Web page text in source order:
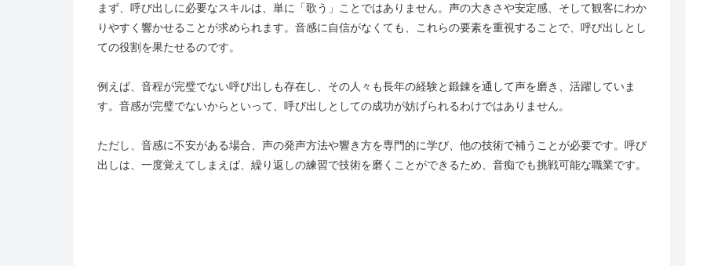
まず、呼び出しに必要なスキルは、単に「歌う」ことではありません。声の大きさや安定感、そして観客にわか
りやすく響かせることが求められます。音感に自信がなくても、これらの要素を重視することで、呼び出しとし
ての役割を果たせるのです。
例えば、音程が完璧でない呼び出しも存在し、その人々も長年の経験と鍛錬を通して声を磨き、活躍していま
す。音感が完璧でないからといって、呼び出しとしての成功が妨げられるわけではありません。
ただし、音感に不安がある場合、声の発声方法や響き方を専門的に学び、他の技術で補うことが必要です。呼び
出しは、一度覚えてしまえば、繰り返しの練習で技術を磨くことができるため、音痴でも挑戦可能な職業です。